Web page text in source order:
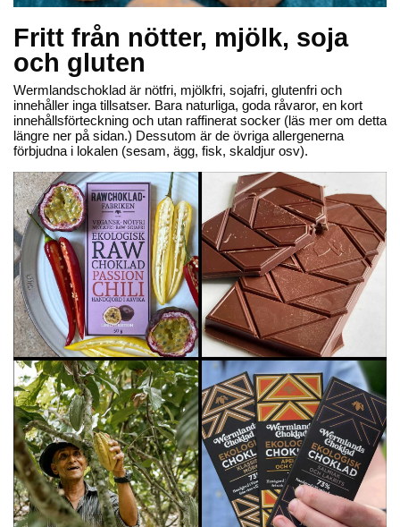
Fritt från nötter, mjölk, soja
och gluten
Wermlandschoklad är nötfri, mjölkfri, sojafri, glutenfri och
innehåller inga tillsatser. Bara naturliga, goda råvaror, en kort
innehållsförteckning och utan raffinerat socker (läs mer om detta
längre ner på sidan.) Dessutom är de övriga allergenerna
förbjudna i lokalen (sesam, ägg, fisk, skaldjur osv).
Ekologisk
Wermlands Choklad
Chokladtryffel apelsin
Lägg till 93,70 kr
Ekologisk
Wermlands Choklad
Chokladtryffel mint
Lägg till 93,70 kr
Ekologisk
Wermlands Choklad
83% rawchoklad original
Ekologisk
Wermlands Choklad
73% rawchoklad med isländskt
havssalt